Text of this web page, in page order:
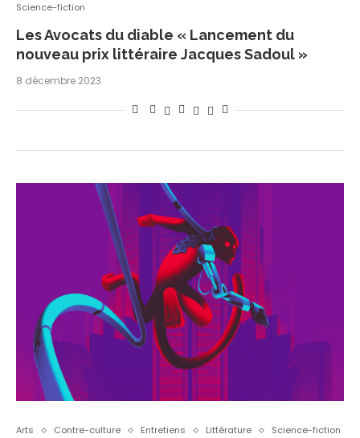
Science-fiction
Les Avocats du diable « Lancement du
nouveau prix littéraire Jacques Sadoul »
8 décembre 2023
Arts Contre-culture Entretiens Littérature Science-fiction